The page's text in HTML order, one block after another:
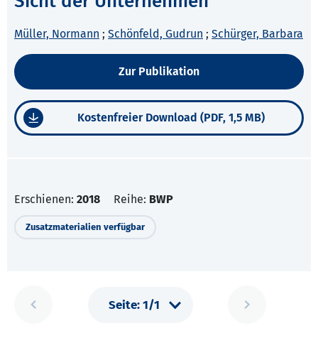
Müller, Normann ; Schönfeld, Gudrun ; Schürger, Barbara
Zur Publikation
Kostenfreier Download (PDF, 1,5 MB)
Erschienen: 2018 Reihe: BWP
Zusatzmaterialien verfügbar